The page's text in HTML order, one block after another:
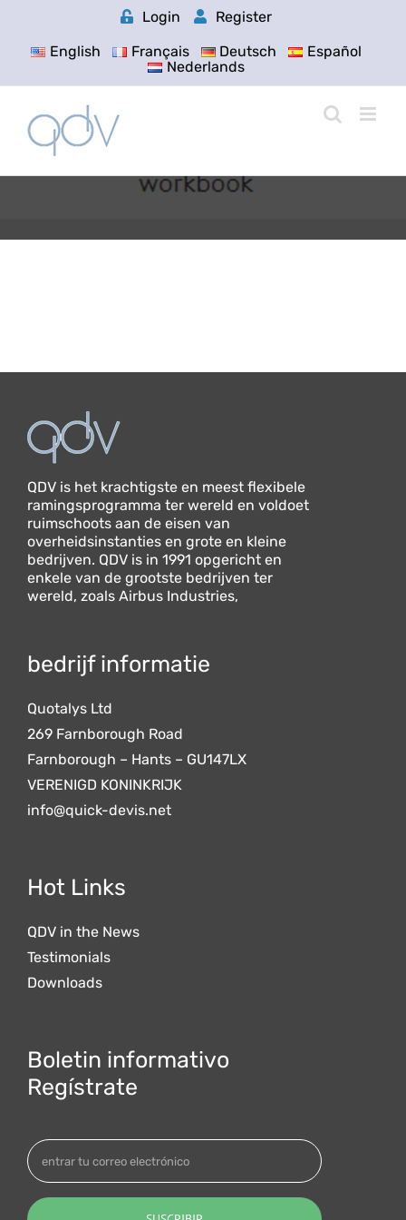
Login
Register
English
Français Deutsch
Español
Nederlands
QDV is het krachtigste en meest flexibele
ramingsprogramma ter wereld en voldoet
ruimschoots aan de eisen van
overheidsinstanties en grote en kleine
bedrijven. QDV is in 1991 opgericht en
enkele van de grootste bedrijven ter
wereld, zoals Airbus Industries,
bedrijf informatie
Quotalys Ltd
269 Farnborough Road
Farnborough – Hants – GU147LX
VERENIGD KONINKRIJK
info@quick-devis.net
Hot Links
QDV in the News
Testimonials
Downloads
Boletin informativo
Regístrate